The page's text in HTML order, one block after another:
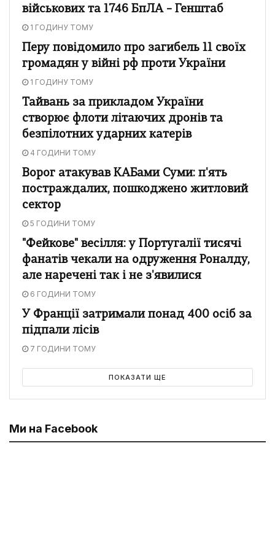
військових та 1746 БпЛА – Генштаб
1 ГОДИНУ ТОМУ
Перу повідомило про загибель 11 своїх
громадян у війні рф проти України
1 ГОДИНУ ТОМУ
Тайвань за прикладом України
створює флоти літаючих дронів та
безпілотних ударних катерів
4 ГОДИНИ ТОМУ
Ворог атакував КАБами Суми: п'ять
постраждалих, пошкоджено житловий
сектор
5 ГОДИНИ ТОМУ
"Фейкове" весілля: у Португалії тисячі
фанатів чекали на одруження Роналду,
але наречені так і не з'явилися
6 ГОДИНИ ТОМУ
У Франції затримали понад 400 осіб за
підпали лісів
7 ГОДИНИ ТОМУ
ПОКАЗАТИ ЩЕ
Ми на Facebook